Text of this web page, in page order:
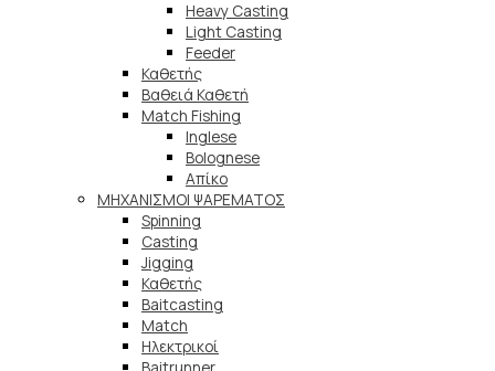
Heavy Casting
Light Casting
Feeder
Καθετής
Βαθειά Καθετή
Match Fishing
Inglese
Bolognese
Απίκο
ΜΗΧΑΝΙΣΜΟΙ ΨΑΡΕΜΑΤΟΣ
Spinning
Casting
Jigging
Καθετής
Baitcasting
Match
Ηλεκτρικοί